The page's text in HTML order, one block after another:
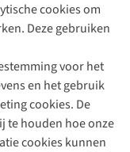
cookies om
Deze gebruiken
voor het
en het gebruik
cookies. De
te houden hoe onze
cookies kunnen